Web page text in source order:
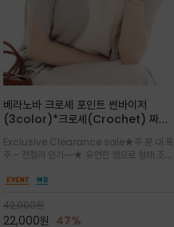
베라노바 크로셰 포인트 썬바이저
(3color)*크로셰(Crochet) 짜임
미닌한 무드를 연출/벨크로 타입이라 휴
대도 간편
Exclusive Clearance sale★주.문.대.폭.
주 - 전컬러 인기~~★ 유연한 챙으로 형태 조절
말아 휴대하기 좋고, 챙의 모양을 살짝 바꿀 수 있
용성을 모두 갖춘 아이템
42,000원
22,000원 47%